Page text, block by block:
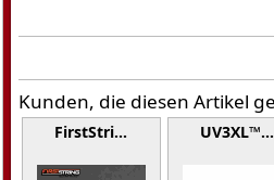
Kunden, die diesen Artikel
FirstStri… UV3XL™…